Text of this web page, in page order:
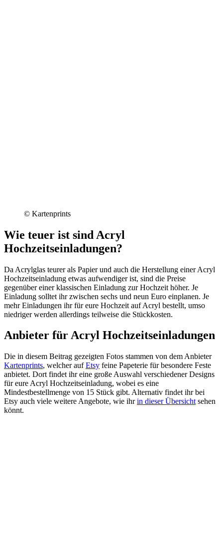
© Kartenprints
Wie teuer ist sind Acryl
Hochzeitseinladungen?
Da Acrylglas teurer als Papier und auch die Herstellung einer Acryl
Hochzeitseinladung etwas aufwendiger ist, sind die Preise
gegenüber einer klassischen Einladung zur Hochzeit höher. Je
Einladung solltet ihr zwischen sechs und neun Euro einplanen. Je
mehr Einladungen ihr für eure Hochzeit auf Acryl bestellt, umso
niedriger werden allerdings teilweise die Stückkosten.
Anbieter für Acryl Hochzeitseinladungen
Die in diesem Beitrag gezeigten Fotos stammen von dem Anbieter
Kartenprints, welcher aufEtsy feine Papeterie für besondere Feste
anbietet. Dort findet ihr eine große Auswahl verschiedener Designs
für eure Acryl Hochzeitseinladung, wobei es eine
Mindestbestellmenge von 15 Stück gibt. Alternativ findet ihr bei
Etsy auch viele weitere Angebote, wie ihrin dieser Übersicht sehen
könnt.